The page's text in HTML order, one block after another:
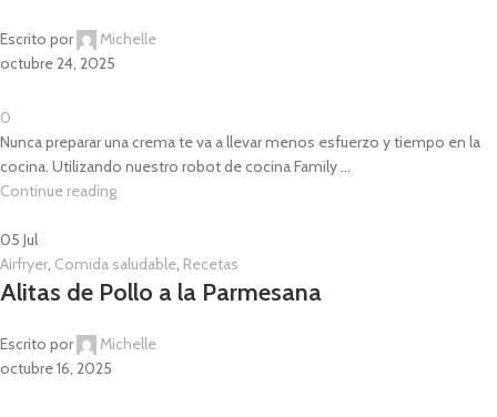
Escrito por
Michelle
octubre 24, 2025
0
Nunca preparar una crema te va a llevar menos esfuerzo y tiempo en la
cocina. Utilizando nuestro robot de cocina Family ...
Continue reading
05 Jul
Airfryer Comida saludable Recetas
Alitas de Pollo a la Parmesana
Escrito por
Michelle
octubre 16, 2025